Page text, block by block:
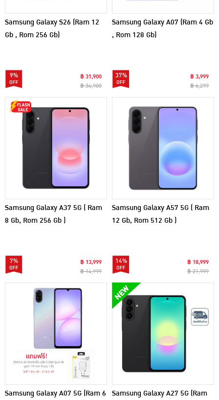
Samsung Galaxy S26 (Ram 12
Gb , Rom 256 Gb)
9%
฿ 31,900
฿ 34,900
Samsung Galaxy A07 (Ram 4 Gb
, Rom 128 Gb)
37%
฿ 3,999
฿ 6,299
Samsung Galaxy A37 5G ( Ram
8 Gb, Rom 256 Gb )
7%
฿ 13,999
฿ 14,999
Samsung Galaxy A57 5G ( Ram
12 Gb, Rom 512 Gb )
14%
฿ 18,999
฿ 21,999
Samsung Galaxy A07 5G (Ram 6
Samsung Galaxy A27 5G (Ram